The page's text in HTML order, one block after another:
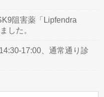
阻害薬「Lipfendra
した。
17:00、通常通り診